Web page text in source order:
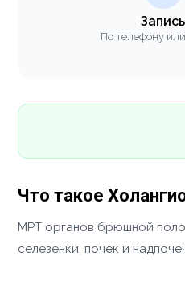
Запись
По телефону
Что такое
МРТ органов брюшной
селезенки, почек и